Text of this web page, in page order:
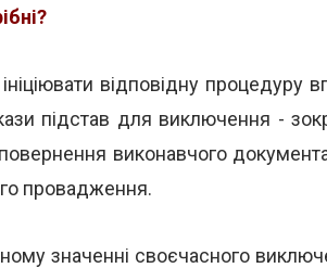
відповідну процедуру
підстав для виключення -
виконавчого
провадження.
значенні своєчасного